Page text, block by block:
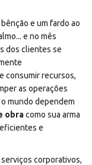
e um fardo ao
e no mês
dos clientes se
consumir recursos,
as operações
mundo dependem
obracomo sua arma
e
corporativos,